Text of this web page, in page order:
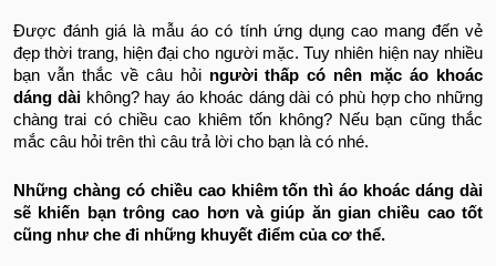
Được đánh giá là mẫu áo có tính ứng dụng cao mang đến vẻ
đẹp thời trang, hiện đại cho người mặc. Tuy nhiên hiện nay nhiều
bạn vẫn thắc về câu hỏi người thấp có nên mặc áo khoác
dáng dàikhông? hay áo khoác dáng dài có phù hợp cho những
chàng trai có chiều cao khiêm tốn không? Nếu bạn cũng thắc
mắc câu hỏi trên thì câu trả lời cho bạn là có nhé.
Những chàng có chiều cao khiêm tốn thì áo khoác dáng dài
sẽ khiến bạn trông cao hơn và giúp ăn gian chiều cao tốt
cũng như che đi những khuyết điểm của cơ thể.